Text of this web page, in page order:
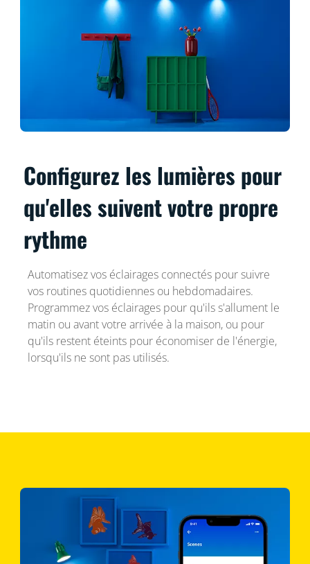
Configurez les lumières pour
qu'elles suivent votre propre
rythme
Automatisez vos éclairages connectés pour suivre
vos routines quotidiennes ou hebdomadaires.
Programmez vos éclairages pour qu'ils s'allument le
matin ou avant votre arrivée à la maison, ou pour
qu'ils restent éteints pour économiser de l'énergie,
lorsqu'ils ne sont pas utilisés.